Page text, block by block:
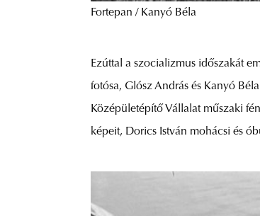
Fortepan / Kanyó Béla
Ezúttal a szocializmus időszakát
fotósa, Glósz András és Kanyó
Középületépítő Vállalat műszaki
képeit, Dorics István mohácsi és